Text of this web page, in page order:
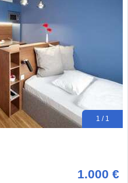
1 / 1
1.000 €